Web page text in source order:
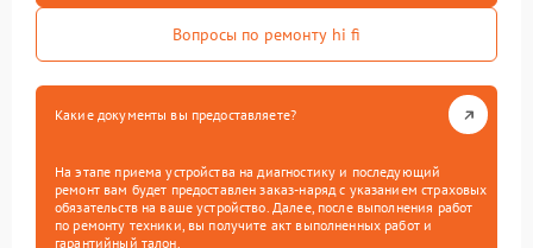
Вопросы по ремонту hi fi
Какие документы вы предоставляете?
На этапе приема устройства на диагностику и последующий
ремонт вам будет предоставлен заказ-наряд с указанием страховых
обязательств на ваше устройство. Далее, после выполнения работ
по ремонту техники, вы получите акт выполненных работ и
гарантийный талон.